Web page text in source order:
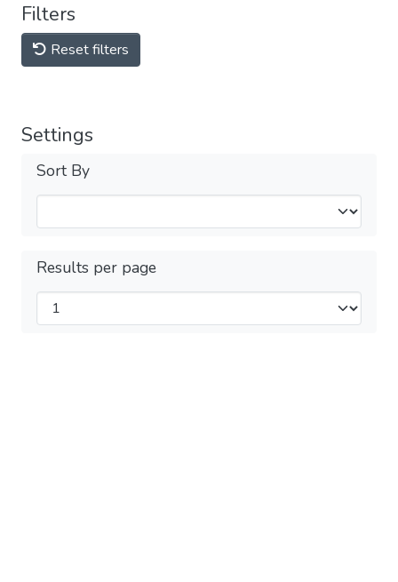
Filters
Reset filters
Settings
Sort By
Results per page